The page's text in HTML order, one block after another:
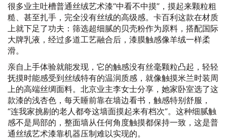
很多业主吐槽普通丝绒艺术漆“中看不中摸”，摸起来颗粒粗
糙、甚至扎手，完全没有丝绒的高级感。卡百利这款在材质
上就下足了功夫：筛选超细腻的贝壳粉作为原料，搭配国际
大牌乳液，经过多道工艺融合后，漆膜触感像羊绒一样柔
滑。
亲自上手体验就能发现，它的触感没有丝毫颗粒凸起，轻轻
抚摸时能感受到丝绒特有的温润质感，就像触摸米兰时装周
上的高端丝绸面料。北京业主李女士分享，她家卧室选了这
款漆的浅杏色，每天睡前靠在墙边看书，触感特别舒服，
“连我家挑剔的老人都夸这墙面摸起来有档次”。这种细腻触
感不是局部的，整面墙从任何角度触摸都保持一致，这是普
通丝绒艺术漆靠机器压制难以实现的。